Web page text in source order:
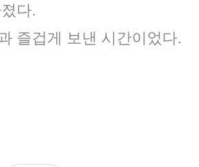
다.
즐겁게 보낸 시간이었다.